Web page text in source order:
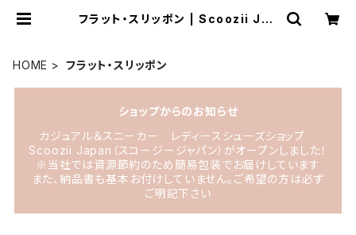
フラット・スリッポン | Scoozii Jap
HOME フラット・スリッポン
ショップからのお知らせ
カジュアル＆スニーカー レディースシューズショップ
Scoozii Japan（スコージージャパン）がオープンしました！
※当社では資源節約のため簡易包装でお届けしています
また、納品書も基本お付けしていません。ご希望の方は必ず
ご明記下さい